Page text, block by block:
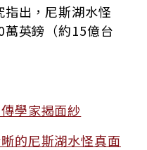
出，尼斯湖水怪
英鎊（約15億台
學家揭面紗
的尼斯湖水怪真面